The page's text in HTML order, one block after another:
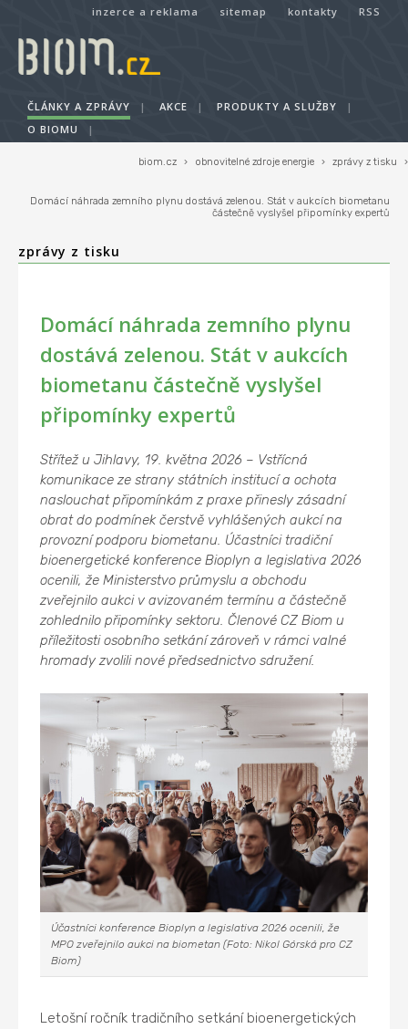
inzerce a reklama sitemap kontakty RSS
ČLÁNKY A ZPRÁVY | AKCE | PRODUKTY A SLUŽBY
|
O BIOMU
|
biom.cz › obnovitelné zdroje energie › zprávy z tisku ›
Domácí náhrada zemního plynu dostává zelenou. Stát v aukcích biometanu
částečně vyslyšel připomínky expertů
zprávy z tisku
Domácí náhrada zemního plynu
dostává zelenou. Stát v aukcích
biometanu částečně vyslyšel
připomínky expertů
Střítež u Jihlavy, 19. května 2026 – Vstřícná
komunikace ze strany státních institucí a ochota
naslouchat připomínkám z praxe přinesly zásadní
obrat do podmínek čerstvě vyhlášených aukcí na
provozní podporu biometanu. Účastníci tradiční
bioenergetické konference Bioplyn a legislativa 2026
ocenili, že Ministerstvo průmyslu a obchodu
zveřejnilo aukci v avizovaném termínu a částečně
zohlednilo připomínky sektoru. Členové CZ Biom u
příležitosti osobního setkání zároveň v rámci valné
hromady zvolili nové předsednictvo sdružení.
Účastníci konference Bioplyn a legislativa 2026 ocenili, že
MPO zveřejnilo aukci na biometan (Foto: Nikol Górská pro CZ
Biom)
Letošní ročník tradičního setkání bioenergetických